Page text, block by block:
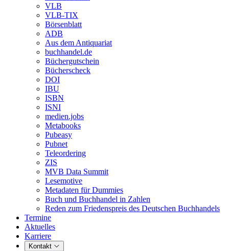
VLB
VLB-TIX
Börsenblatt
ADB
Aus dem Antiquariat
buchhandel.de
Büchergutschein
Bücherscheck
DOI
IBU
ISBN
ISNI
medien.jobs
Metabooks
Pubeasy
Pubnet
Teleordering
ZIS
MVB Data Summit
Lesemotive
Metadaten für Dummies
Buch und Buchhandel in Zahlen
Reden zum Friedenspreis des Deutschen Buchhandels
Termine
Aktuelles
Karriere
Kontakt